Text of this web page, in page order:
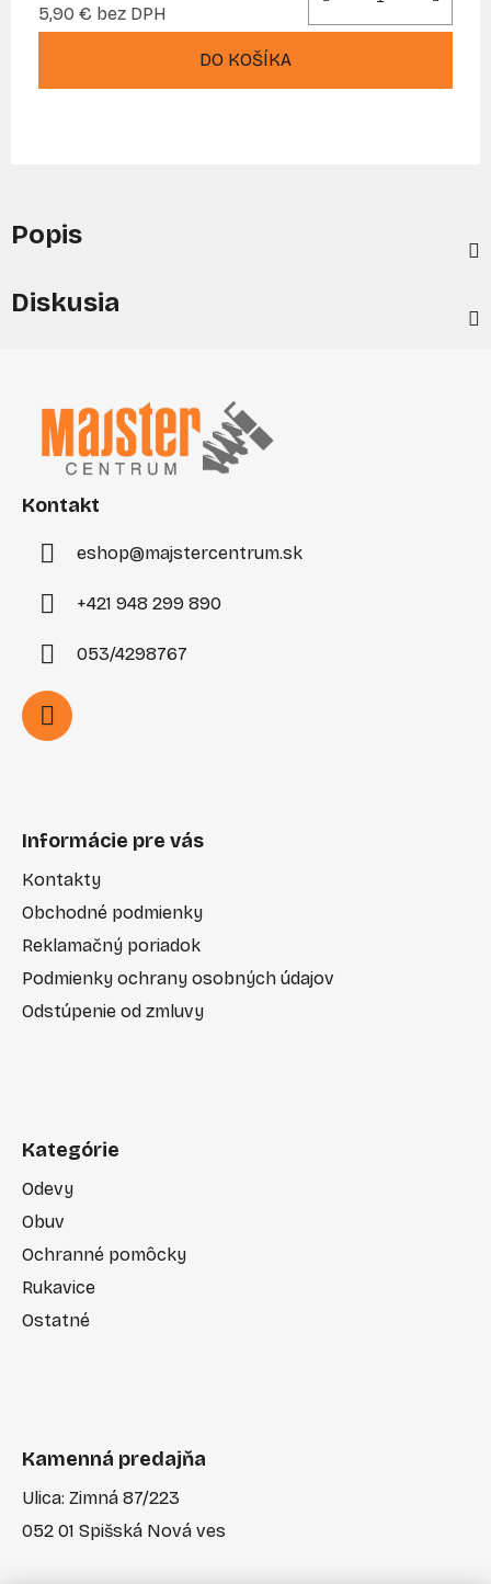
5,90 € bez DPH
DO KOŠÍKA
Popis
Diskusia
Kontakt
eshop@majstercentrum.sk
+421 948 299 890
053/4298767
Informácie pre vás
Kontakty
Obchodné podmienky
Reklamačný poriadok
Podmienky ochrany osobných údajov
Odstúpenie od zmluvy
Kategórie
Odevy
Obuv
Ochranné pomôcky
Rukavice
Ostatné
Kamenná predajňa
Ulica: Zimná 87/223
052 01 Spišská Nová ves